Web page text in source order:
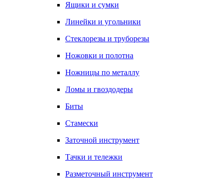
Ящики и сумки
Линейки и угольники
Стеклорезы и труборезы
Ножовки и полотна
Ножницы по металлу
Ломы и гвоздодеры
Биты
Стамески
Заточной инструмент
Тачки и тележки
Разметочный инструмент